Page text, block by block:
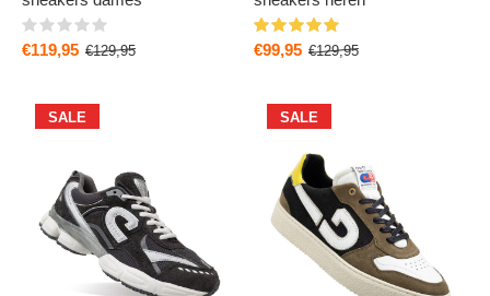
€119,95 €129,95 €99,95 €129,95
SALE SALE